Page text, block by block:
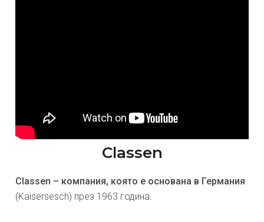
Classen
Classen – компания, която е основана в Германия
(Kaisersesch) през 1963 година.